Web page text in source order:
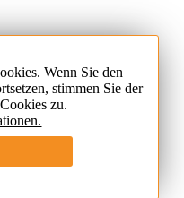
Wenn Sie den
stimmen Sie der
zu.